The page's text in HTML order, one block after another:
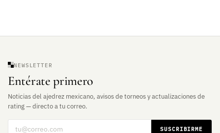
NEWSLETTER
Entérate primero
Noticias del ajedrez mexicano, avisos de torneos y actualizaciones de
rating — directo a tu correo.
SUSCRIBIRME